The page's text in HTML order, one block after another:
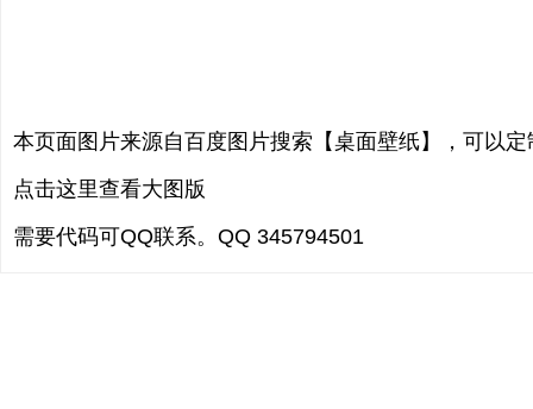
本页面图片来源自百度图片搜索【桌面壁纸】，可以
点击这里查看大图版
需要代码可QQ联系。QQ 345794501